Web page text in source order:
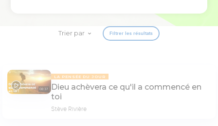
Trier par Filtrer les résultats
08:37
LA PENSÉE DU JOUR
Dieu achèvera ce qu'il a commencé en
toi
Stève Rivière